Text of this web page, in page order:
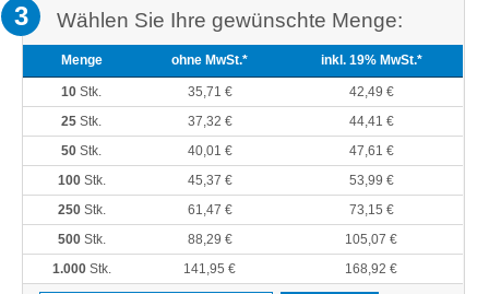
3 Wählen Sie Ihre gewünschte Menge:
Menge ohne MwSt.* inkl. 19% MwSt.*
10 Stk. 35,71 €
42,49 €
25 Stk. 37,32 €
44,41 €
50 Stk. 40,01 €
47,61 €
100Stk. 45,37 €
53,99 €
250Stk. 61,47 €
73,15 €
500Stk. 88,29 €
105,07 €
1.000Stk. 141,95 € 168,92 €